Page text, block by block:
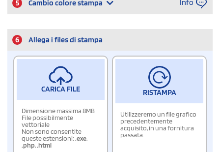
5 Cambio colore stampa Info
6 Allega i files di stampa
CARICA FILE
Dimensione massima 8MB
File possibilmente
vettoriale
Non sono consentite
queste estensioni:.exe,
.php,.html
RISTAMPA
Utilizzeremo un file grafico
precedentemente
acquisito, in una fornitura
passata.